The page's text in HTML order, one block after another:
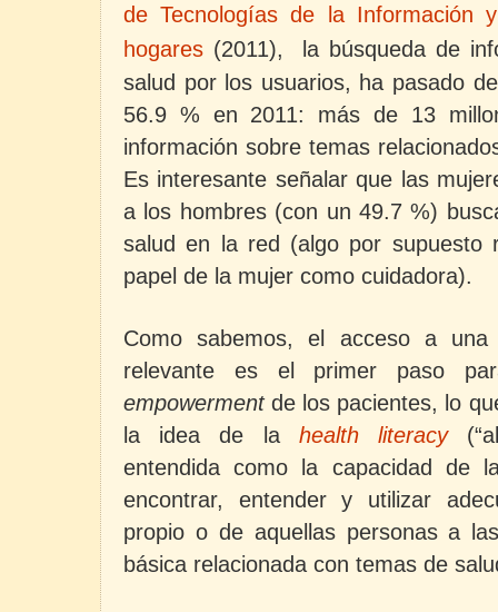
de Tecnologías de la Información
hogares (2011),
la búsqueda de
salud por los usuarios, ha pasado
56.9 % en 2011: más de 13
información sobre temas
Es interesante señalar que las
a los hombres (con un 49.7 %)
salud en la red (algo por supuesto
papel de la mujer como cuidadora).
Como sabemos, el acceso a una
relevante es el primer paso
empowermentde los pacientes, lo
la idea de la health literacy
entendida como la capacidad de
encontrar, entender y utilizar
propio o de aquellas personas a
básica relacionada con temas de